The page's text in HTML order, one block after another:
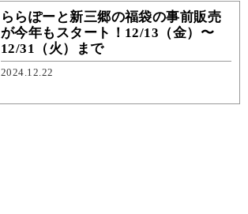
ららぽーと新三郷の福袋の事前販売
が今年もスタート！12/13（金）〜
12/31（火）まで
2024.12.22